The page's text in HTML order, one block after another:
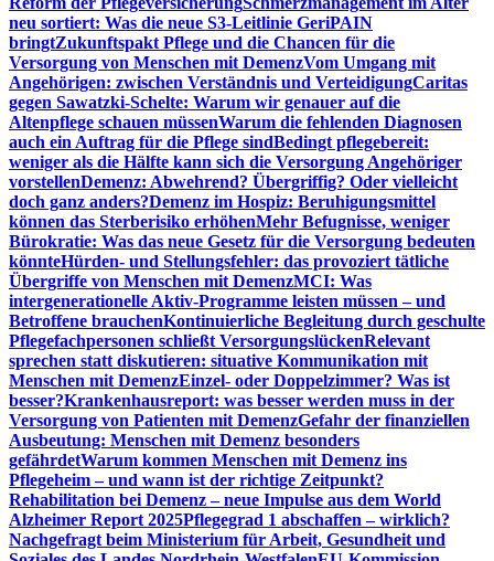
neu sortiert: Was die neue S3-Leitlinie GeriPAIN
bringtZukunftspakt Pflege und die Chancen für die
Versorgung von Menschen mit DemenzVom Umgang mit
Angehörigen: zwischen Verständnis und VerteidigungCaritas
gegen Sawatzki-Schelte: Warum wir genauer auf die
Altenpflege schauen müssenWarum die fehlenden Diagnosen
auch ein Auftrag für die Pflege sindBedingt pflegebereit:
weniger als die Hälfte kann sich die Versorgung Angehöriger
vorstellenDemenz: Abwehrend? Übergriffig? Oder vielleicht
doch ganz anders?Demenz im Hospiz: Beruhigungsmittel
können das Sterberisiko erhöhenMehr Befugnisse, weniger
Bürokratie: Was das neue Gesetz für die Versorgung bedeuten
könnteHürden- und Stellungsfehler: das provoziert tätliche
Übergriffe von Menschen mit DemenzMCI: Was
intergenerationelle Aktiv-Programme leisten müssen – und
Betroffene brauchenKontinuierliche Begleitung durch geschulte
Pflegefachpersonen schließt VersorgungslückenRelevant
sprechen statt diskutieren: situative Kommunikation mit
Menschen mit DemenzEinzel- oder Doppelzimmer? Was ist
besser?Krankenhausreport: was besser werden muss in der
Versorgung von Patienten mit DemenzGefahr der finanziellen
Ausbeutung: Menschen mit Demenz besonders
gefährdetWarum kommen Menschen mit Demenz ins
Pflegeheim – und wann ist der richtige Zeitpunkt?
Rehabilitation bei Demenz – neue Impulse aus dem World
Alzheimer Report 2025Pflegegrad 1 abschaffen – wirklich?
Nachgefragt beim Ministerium für Arbeit, Gesundheit und